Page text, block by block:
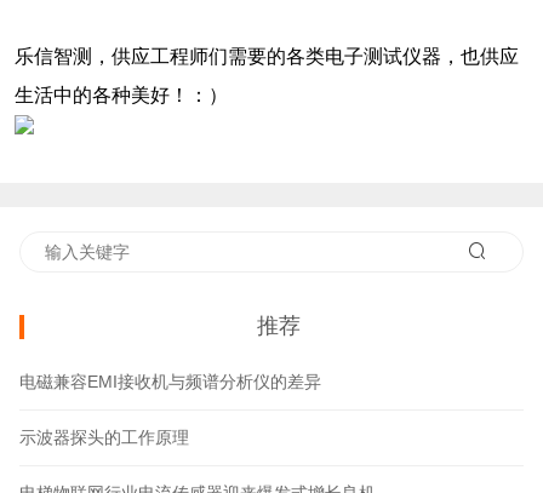
乐信智测，供应工程师们需要的各类电子测试仪器，也供应
生活中的各种美好！：）
推荐
电磁兼容EMI接收机与频谱分析仪的差异
示波器探头的工作原理